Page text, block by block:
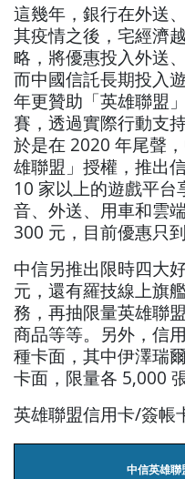
這幾年，銀行在外送
其疫情之後，宅經濟
略，將優惠投入外送
而中國信託長期投入
年更贊助「英雄聯盟
賽，透過實際行動支
於是在 2020 年尾聲
雄聯盟」授權，推出
10 家以上的遊戲平台
音、外送、用車和雲
300 元，目前優惠只
中信另推出限時四大
元，還有羅技線上旗
務，再抽限量英雄聯
商品等等。另外，信
種卡面，其中伊澤瑞
卡面，限量各 5,000
英雄聯盟信用卡/簽帳
中信英雄聯